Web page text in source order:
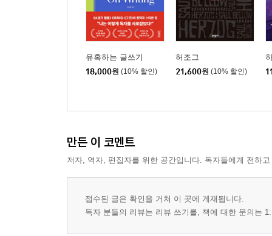
유혹하는 글쓰기
18,000원 (10% 할인)
허조그
21,600원 (10% 할인)
만든 이 코멘트
저자, 역자, 편집자를 위한 공간입니다. 독자들에게 전하
접수된 글은 확인을 거쳐 이 곳에 게재됩니다.
독자 분들의 리뷰는 리뷰 쓰기를, 책에 대한 문의는